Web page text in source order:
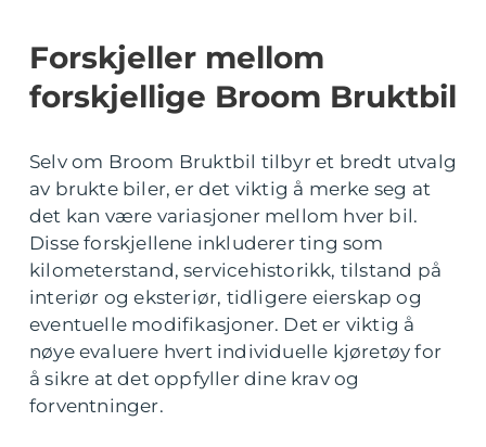
Forskjeller mellom
forskjellige Broom Bruktbil
Selv om Broom Bruktbil tilbyr et bredt utvalg
av brukte biler, er det viktig å merke seg at
det kan være variasjoner mellom hver bil.
Disse forskjellene inkluderer ting som
kilometerstand, servicehistorikk, tilstand på
interiør og eksteriør, tidligere eierskap og
eventuelle modifikasjoner. Det er viktig å
nøye evaluere hvert individuelle kjøretøy for
å sikre at det oppfyller dine krav og
forventninger.